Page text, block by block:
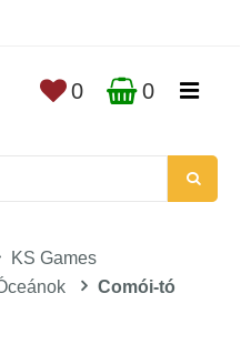
0 0
KS Games
Comói-tó